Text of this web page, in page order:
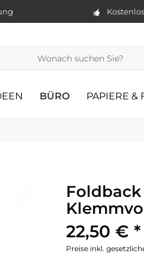
BÜRO PAPIERE &
22,50 € *
Preise inkl.